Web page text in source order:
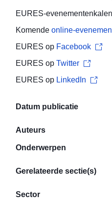
EURES-
Komende online-
EURES op Facebook
EURES op Twitter
EURES op LinkedIn
Datum publicatie
Auteurs
Onderwerpen
Gerelateerde sectie(s)
Sector